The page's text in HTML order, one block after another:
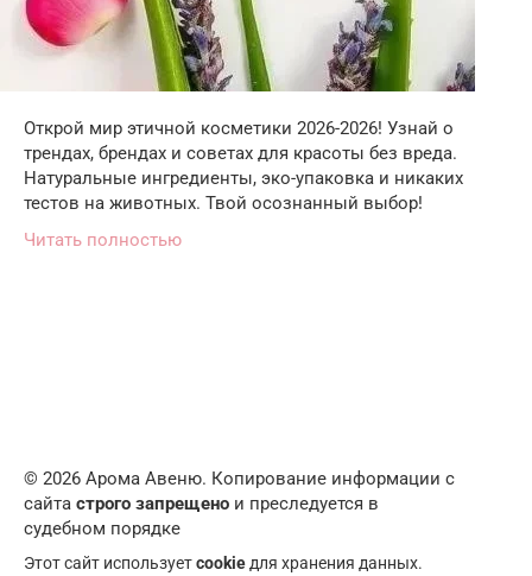
Открой мир этичной косметики 2026-2026! Узнай о
трендах, брендах и советах для красоты без вреда.
Натуральные ингредиенты, эко-упаковка и никаких
тестов на животных. Твой осознанный выбор!
Читать полностью
© 2026 Арома Авеню. Копирование информации с
сайта строго запрещено и преследуется в
судебном порядке
Этот сайт используетcookie для хранения данных.